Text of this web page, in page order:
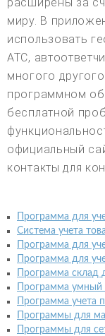
миру. В
использовать
АТС,
многого
программном
бесплатной
официальный
контакты для
Программа для
Система учета
Программа для
Программа для
Программа склад
Программа умный
Программа учета
Программы для
Программы для